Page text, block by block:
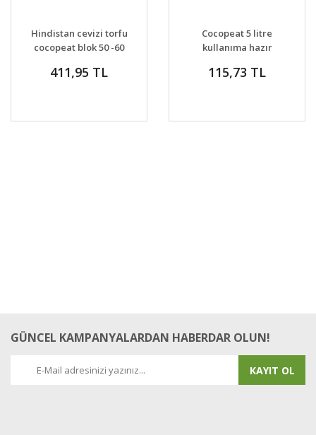
Hindistan cevizi torfu
cocopeat blok 50 -60
411,95 TL
Cocopeat 5 litre
kullanıma hazır
115,73 TL
GÜNCEL KAMPANYALARDAN HABERDAR OLUN!
KAYIT OL